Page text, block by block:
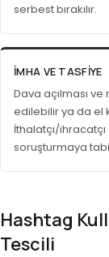
serbest bırakılır.
İMHA VE TASFIYE
Dava açılması
edilebilir ya da el
İthalatçı/
soruşturmaya
Hashtag
Tescili